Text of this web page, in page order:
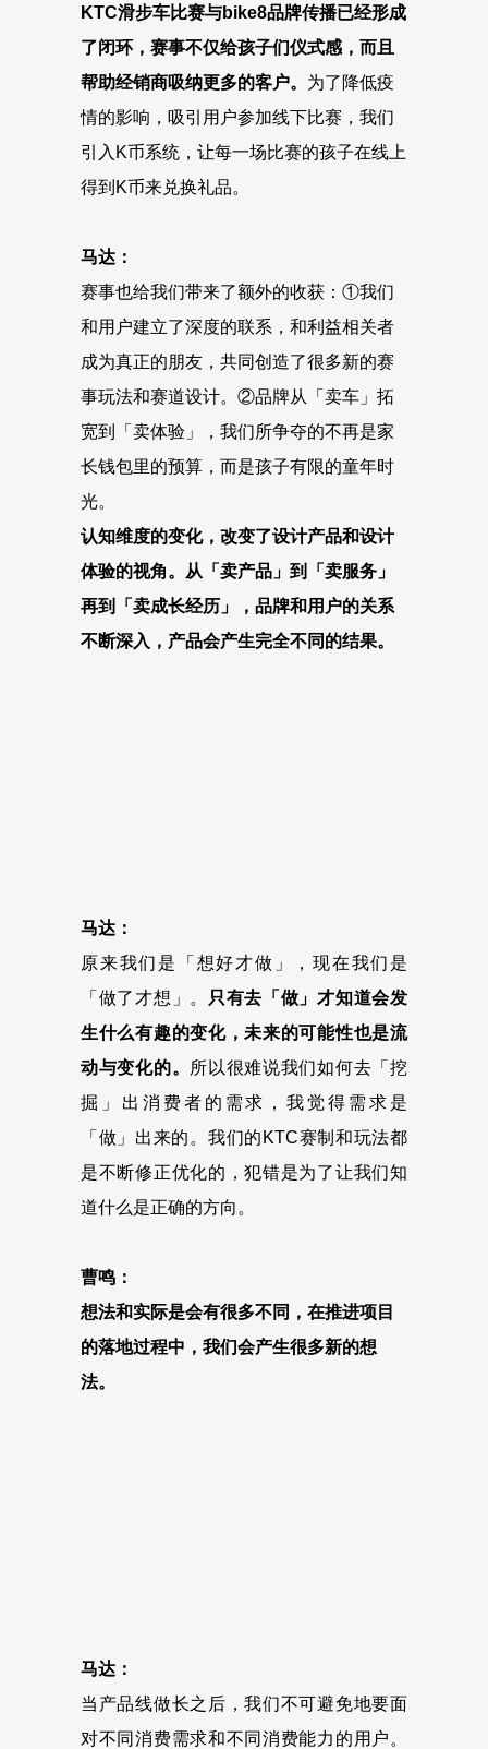
KTC滑步车比赛与bike8品牌传播已经形成
了闭环，赛事不仅给孩子们仪式感，而且
帮助经销商吸纳更多的客户。 为了降低疫
情的影响，吸引用户参加线下比赛，我们
引入K币系统，让每一场比赛的孩子在线上
得到K币来兑换礼品。
马达：
赛事也给我们带来了额外的收获：①我们
和用户建立了深度的联系，和利益相关者
成为真正的朋友，共同创造了很多新的赛
事玩法和赛道设计。②品牌从「卖车」拓
宽到「卖体验」，我们所争夺的不再是家
长钱包里的预算，而是孩子有限的童年时
光。
认知维度的变化，改变了设计产品和设计
体验的视角。从「卖产品」到「卖服务」
再到「卖成长经历」，品牌和用户的关系
不断深入，产品会产生完全不同的结果。
马达：
原来我们是「想好才做」，现在我们是
「做了才想」。
只有去「做」才知道会发
生什么有趣的变化，未来的可能性也是流
动与变化的。
所以很难说我们如何去「挖
掘」出消费者的需求，我觉得需求是
「做」出来的。我们的KTC赛制和玩法都
是不断修正优化的，犯错是为了让我们知
道什么是正确的方向。
曹鸣：
想法和实际是会有很多不同，在推进项目
的落地过程中，我们会产生很多新的想
法。
马达：
当产品线做长之后，我们不可避免地要面
对不同消费需求和不同消费能力的用户。